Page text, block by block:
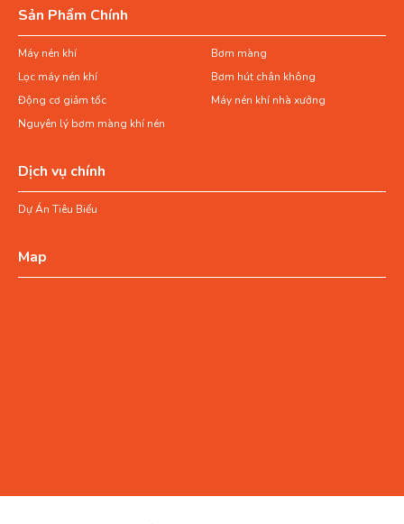
Sản Phẩm Chính
Máy nén khí
Bơm màng
Lọc máy nén khí
Bơm hút chân không
Động cơ giảm tốc
Máy nén khí nhà xưởng
Nguyên lý bơm màng khí nén
Dịch vụ chính
Dự Án Tiêu Biểu
Map